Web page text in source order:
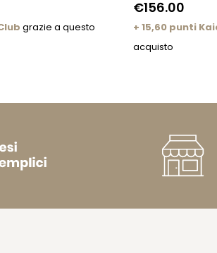
grazie a questo
€156.00
+ 15,60 punti
acquisto